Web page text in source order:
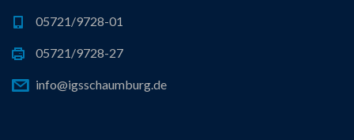
v
i
05721/9728-01
05721/9728-27
info@igsschaumburg.de